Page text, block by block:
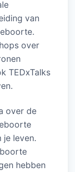
van
over
TEDxTalks
over de
je leven.
hebben